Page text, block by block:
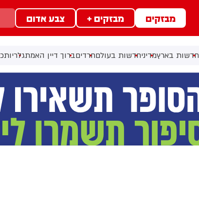
מבזקים מבזקים + צבע אדום
חדשות בארץמדיניחדשות בעולםחרדיםברוך דיין האמתגלריות